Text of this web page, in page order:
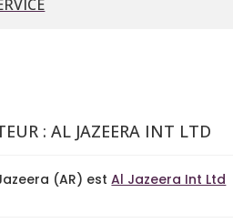
: AL JAZEERA INT LTD
(AR) estAl Jazeera Int Ltd